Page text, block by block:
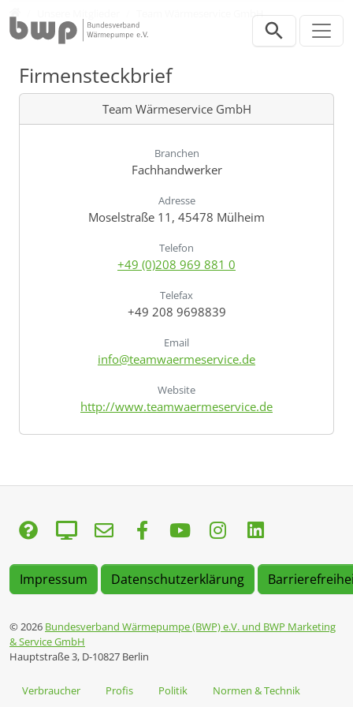
Team Wärmeservice GmbH
Firmensteckbrief
Team Wärmeservice GmbH
Branchen
Fachhandwerker
Adresse
Moselstraße 11, 45478 Mülheim
Telefon
+49 (0)208 969 881 0
Telefax
+49 208 9698839
Email
info@teamwaermeservice.de
Website
http://www.teamwaermeservice.de
Impressum Datenschutzerklärung
© 2026 Bundesverband Wärmepumpe (BWP) e.V. und BWP Marketing
& Service GmbH
Hauptstraße 3, D-10827 Berlin
Verbraucher Profis Politik Normen & Technik